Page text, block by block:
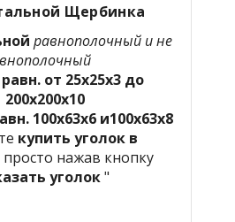
Щербинка
равнополочный и не
от 25х25х3 до
200х200х10
100х63х6 и100х63х8
купить уголок в
просто нажав кнопку
уголок"